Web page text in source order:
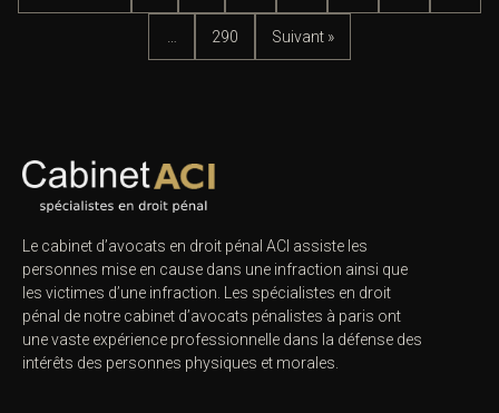
290 Suivant »
Le cabinet d’avocats en droit pénal ACI assiste les
personnes mise en cause dans une infraction ainsi que
les victimes d’une infraction. Les spécialistes en droit
pénal de notre cabinet d’avocats pénalistes à paris ont
une vaste expérience professionnelle dans la défense des
intérêts des personnes physiques et morales.